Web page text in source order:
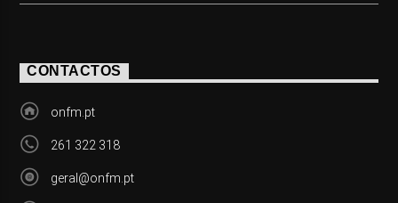
CONTACTOS
onfm.pt
261 322 318
geral@onfm.pt